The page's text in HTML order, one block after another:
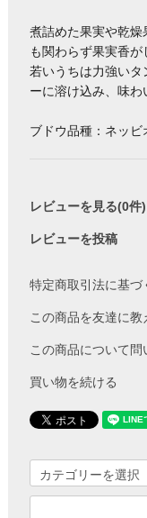
煮詰めた果実や乾燥
も関わらず果実香
若いうちは力強い
ーに溶け込み、味わ
ブドウ品種：ネッビ
レビューを見る(0件)
レビューを投稿
特定商取引法に基づ
この商品を友達に教
この商品について問
買い物を続ける